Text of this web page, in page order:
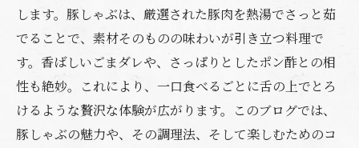
します。豚しゃぶは、厳選された豚肉を熱湯でさっと茹
でることで、素材そのものの味わいが引き立つ料理で
す。香ばしいごまダレや、さっぱりとしたポン酢との相
性も絶妙。これにより、一口食べるごとに舌の上でとろ
けるような贅沢な体験が広がります。このブログでは、
豚しゃぶの魅力や、その調理法、そして楽しむためのコ